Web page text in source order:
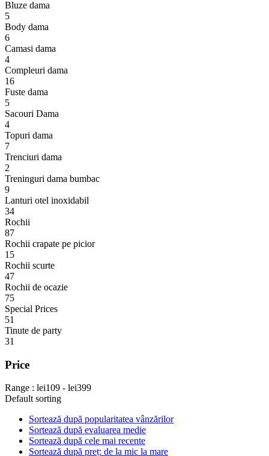
Bluze dama
5
Body dama
6
Camasi dama
4
Compleuri dama
16
Fuste dama
5
Sacouri Dama
4
Topuri dama
7
Trenciuri dama
2
Treninguri dama bumbac
9
Lanturi otel inoxidabil
34
Rochii
87
Rochii crapate pe picior
15
Rochii scurte
47
Rochii de ocazie
75
Special Prices
51
Tinute de party
31
Price
Range : lei109 - lei399
Default sorting
Sortează după popularitatea vânzărilor
Sortează după evaluarea medie
Sortează după cele mai recente
Sortează după preț: de la mic la mare